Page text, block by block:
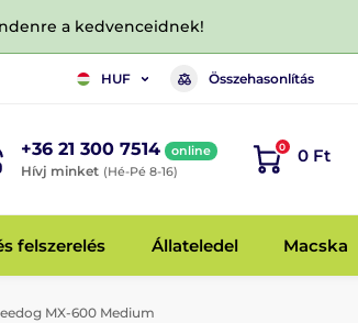
a kedvenceidnek!
HUF Összehasonlítás
+36 21 300 7514 online
Hívj minket (Hé-Pé 8-16)
0 0 Ft
felszerelés Állateledel Macska
MX-600 Medium